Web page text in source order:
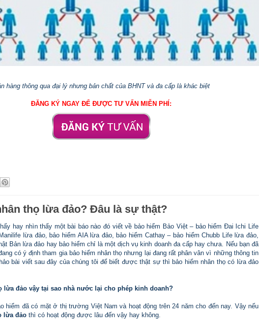
hàng thông qua đại lý nhưng bản chất của BHNT và đa cấp là khác biệt
ĐĂNG KÝ NGAY ĐỂ ĐƯỢC TƯ VẤN MIỄN PHÍ:
thọ lừa đảo? Đâu là sự thật?
hay nhìn thấy một bài báo nào đó viết về bảo hiểm Bảo Việt – bảo hiểm Đai Ichi Life
lừa đảo, bảo hiểm AIA lừa đảo, bảo hiểm Cathay – bảo hiểm Chubb Life lừa đảo,
Bản lừa đảo hay bảo hiểm chỉ là một dịch vụ kinh doanh đa cấp hay chưa. Nếu bạn đã
có ý định tham gia bảo hiểm nhân thọ nhưng lại đang rất phân vân vì những thông tin
bài viết sau đây của chúng tôi để biết được thật sự thì bảo hiểm nhân thọ có lừa đảo
lừa đảo vậy tại sao nhà nước lại cho phép kinh doanh?
hiểm đã có mặt ở thị trường Việt Nam và hoạt động trên 24 năm cho đến nay. Vậy nếu
lừa đảo thì có hoạt động được lâu đến vậy hay không.